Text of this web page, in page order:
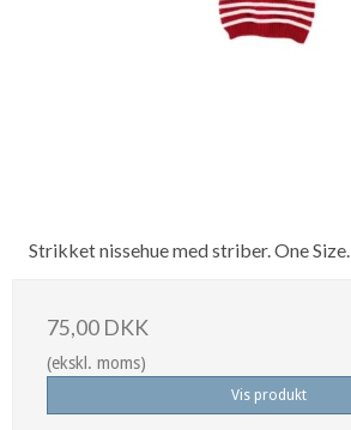
Strikket nissehue med striber. One Size.
75,00 DKK
(ekskl. moms)
Vis produkt